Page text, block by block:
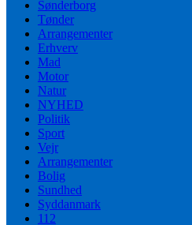
Sønderborg
Tønder
Arrangementer
Erhverv
Mad
Motor
Natur
NYHED
Politik
Sport
Vejr
Arrangementer
Bolig
Sundhed
Syddanmark
112